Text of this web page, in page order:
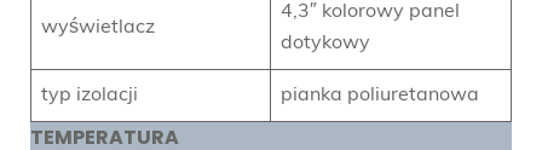
wyświetlacz
4,3″ kolorowy panel
dotykowy
typ izolacji pianka poliuretanowa
TEMPERATURA